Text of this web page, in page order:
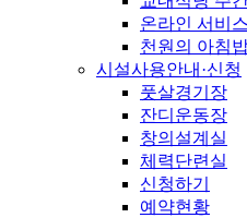
온라인 서비스
천원의 아침
시설사용안내·신청
풋살경기장
잔디운동장
창의설계실
체력단련실
신청하기
예약현황